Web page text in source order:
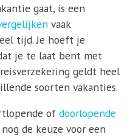
gaat, is een
vaak
tijd. Je hoeft je
je te laat bent met
geldt heel
soorten vakanties.
of doorlopende
de keuze voor een